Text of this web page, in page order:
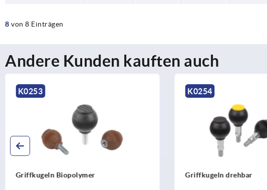
8 von 8 Einträgen
Andere Kunden kauften auch
K0254
Griffkugeln drehbar
K0253
Griffkugeln